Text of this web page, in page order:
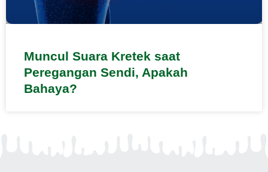
Muncul Suara Kretek saat
Peregangan Sendi, Apakah
Bahaya?